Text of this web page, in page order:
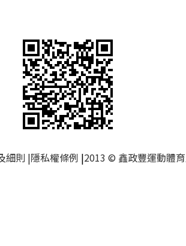
細則 |隱私權條例 |2013 © 鑫政豐運動體